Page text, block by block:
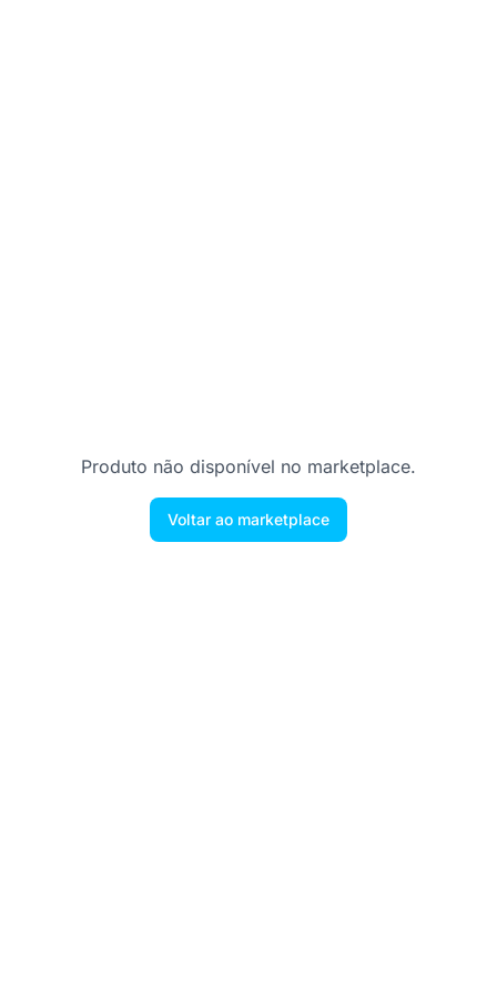
Produto não disponível no marketplace.
Voltar ao marketplace